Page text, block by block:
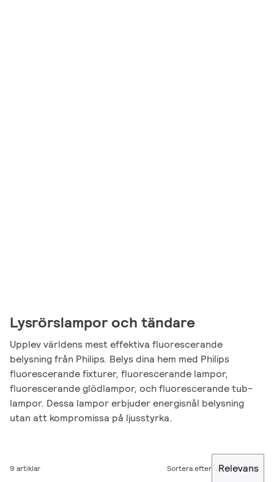
Lysrörslampor och tändare
Upplev världens mest effektiva fluorescerande
belysning från Philips. Belys dina hem med Philips
fluorescerande fixturer, fluorescerande lampor,
fluorescerande glödlampor, och fluorescerande tub-
lampor. Dessa lampor erbjuder energisnål belysning
utan att kompromissa på ljusstyrka.
9 artiklar Sortera efter Relevans